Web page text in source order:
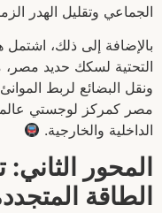
الجماعي وتقليل الهدر
بالإضافة إلى ذلك، اشتمل
التحتية لسكك حديد
ونقل البضائع لربط
مصر كمركز لوجستي
الداخلية والخارجية.
المحور
الطاقة